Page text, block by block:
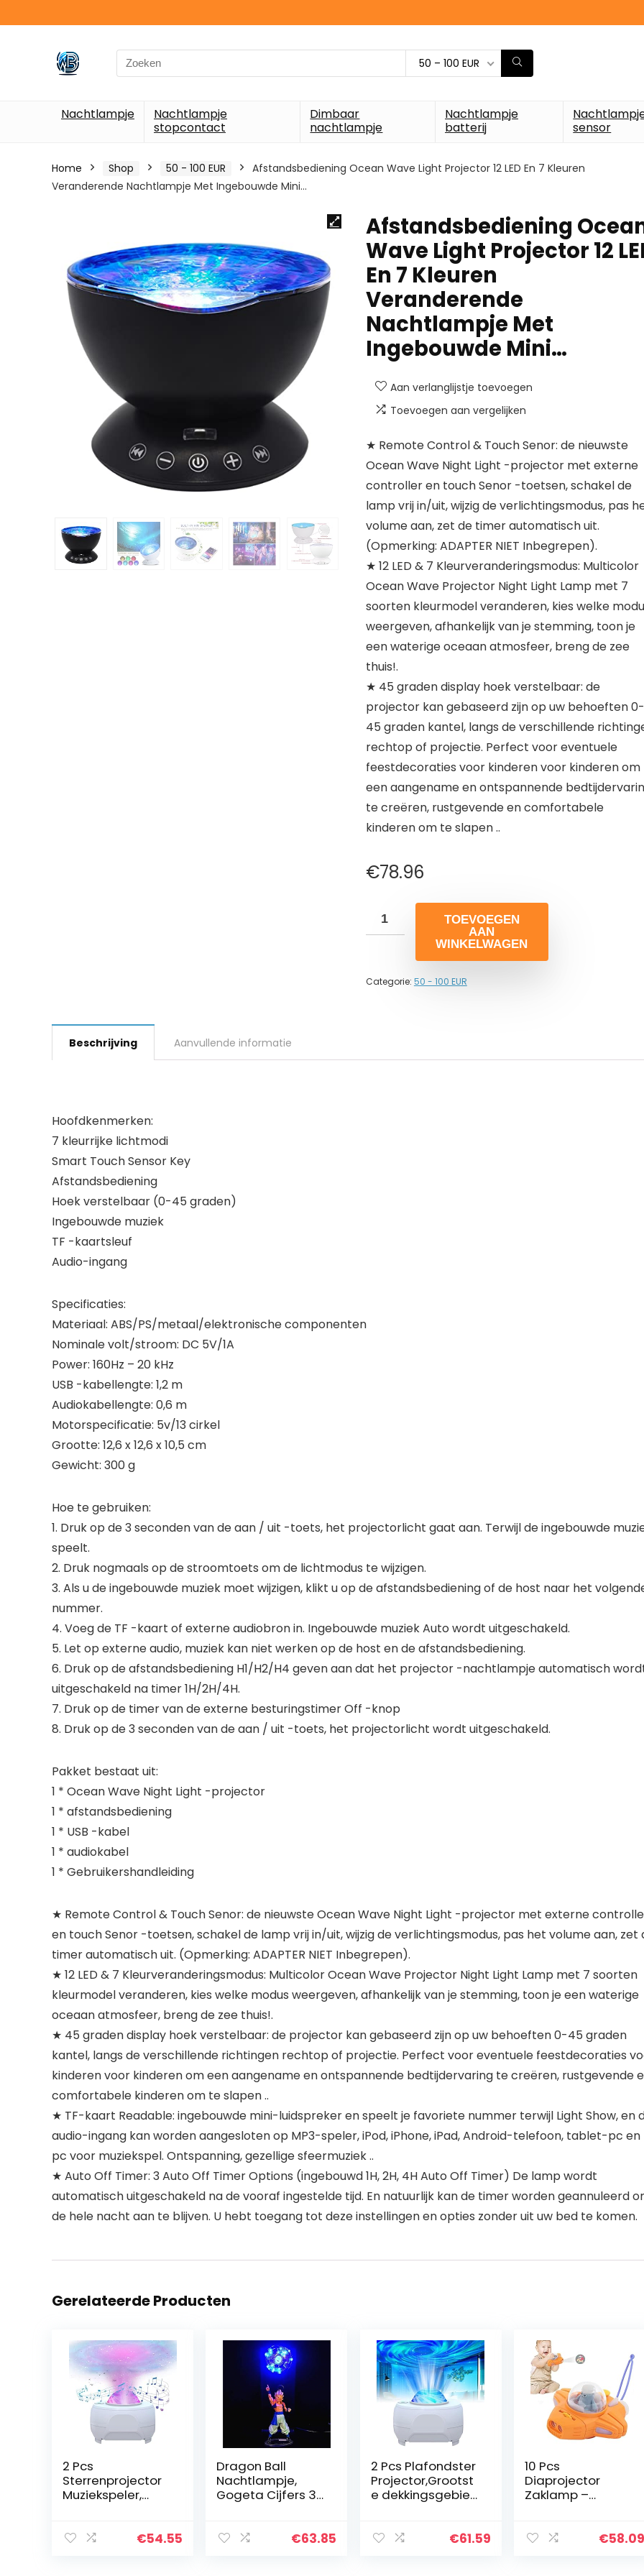
Search
for:
50 – 100 EUR
Nachtlampje
Nachtlampje
stopcontact
Dimbaar
nachtlampje
Nachtlampje
batterij
sensor
Home Shop 50 - 100 EUR
Afstandsbediening Ocean Wave Light Projector 12 LED En 7 Kleuren
Veranderende Nachtlampje Met Ingebouwde Mini…
Afstandsbediening
Wave Light Projector 12
En 7 Kleuren
Veranderende
Nachtlampje Met
Ingebouwde Mini…
Aan verlanglijstje toevoegen
Toevoegen aan vergelijken
★ Remote Control & Touch Senor: de nieuwste
Ocean Wave Night Light -projector met externe
controller en touch Senor -toetsen, schakel de
lamp vrij in/uit, wijzig de verlichtingsmodus, pas
volume aan, zet de timer automatisch uit.
(Opmerking: ADAPTER NIET Inbegrepen).
★ 12 LED & 7 Kleurveranderingsmodus: Multicolor
Ocean Wave Projector Night Light Lamp met 7
soorten kleurmodel veranderen, kies welke
weergeven, afhankelijk van je stemming, toon je
een waterige oceaan atmosfeer, breng de zee
thuis!.
★ 45 graden display hoek verstelbaar: de
projector kan gebaseerd zijn op uw behoeften 0-
45 graden kantel, langs de verschillende
rechtop of projectie. Perfect voor eventuele
feestdecoraties voor kinderen voor kinderen om
een ​​aangename en ontspannende
te creëren, rustgevende en comfortabele
kinderen om te slapen ..
€78.96
TOEVOEGEN
AAN
WINKELWAGEN
Categorie: 50 - 100 EUR
Beschrijving Aanvullende informatie
Hoofdkenmerken:
7 kleurrijke lichtmodi
Smart Touch Sensor Key
Afstandsbediening
Hoek verstelbaar (0-45 graden)
Ingebouwde muziek
TF -kaartsleuf
Audio-ingang
Specificaties:
Materiaal: ABS/PS/metaal/elektronische componenten
Nominale volt/stroom: DC 5V/1A
Power: 160Hz – 20 kHz
USB -kabellengte: 1,2 m
Audiokabellengte: 0,6 m
Motorspecificatie: 5v/13 cirkel
Grootte: 12,6 x 12,6 x 10,5 cm
Gewicht: 300 g
Hoe te gebruiken:
1. Druk op de 3 seconden van de aan / uit -toets, het projectorlicht gaat aan. Terwijl de ingebouwde
speelt.
2. Druk nogmaals op de stroomtoets om de lichtmodus te wijzigen.
3. Als u de ingebouwde muziek moet wijzigen, klikt u op de afstandsbediening of de host naar het
nummer.
4. Voeg de TF -kaart of externe audiobron in. Ingebouwde muziek Auto wordt uitgeschakeld.
5. Let op externe audio, muziek kan niet werken op de host en de afstandsbediening.
6. Druk op de afstandsbediening H1/H2/H4 geven aan dat het projector -nachtlampje automatisch
uitgeschakeld na timer 1H/2H/4H.
7. Druk op de timer van de externe besturingstimer Off -knop
8. Druk op de 3 seconden van de aan / uit -toets, het projectorlicht wordt uitgeschakeld.
Pakket bestaat uit:
1 * Ocean Wave Night Light -projector
1 * afstandsbediening
1 * USB -kabel
1 * audiokabel
1 * Gebruikershandleiding
★ Remote Control & Touch Senor: de nieuwste Ocean Wave Night Light -projector met externe
en touch Senor -toetsen, schakel de lamp vrij in/uit, wijzig de verlichtingsmodus, pas het volume aan, zet
timer automatisch uit. (Opmerking: ADAPTER NIET Inbegrepen).
★ 12 LED & 7 Kleurveranderingsmodus: Multicolor Ocean Wave Projector Night Light Lamp met 7 soorten
kleurmodel veranderen, kies welke modus weergeven, afhankelijk van je stemming, toon je een waterige
oceaan atmosfeer, breng de zee thuis!.
★ 45 graden display hoek verstelbaar: de projector kan gebaseerd zijn op uw behoeften 0-45 graden
kantel, langs de verschillende richtingen rechtop of projectie. Perfect voor eventuele feestdecoraties
kinderen voor kinderen om een ​​aangename en ontspannende bedtijdervaring te creëren, rustgevende
comfortabele kinderen om te slapen ..
★ TF-kaart Readable: ingebouwde mini-luidspreker en speelt je favoriete nummer terwijl Light Show, en
audio-ingang kan worden aangesloten op MP3-speler, iPod, iPhone, iPad, Android-telefoon, tablet-pc en
pc voor muziekspel. Ontspanning, gezellige sfeermuziek ..
★ Auto Off Timer: 3 Auto Off Timer Options (ingebouwd 1H, 2H, 4H Auto Off Timer) De lamp wordt
automatisch uitgeschakeld na de vooraf ingestelde tijd. En natuurlijk kan de timer worden geannuleerd
de hele nacht aan te blijven. U hebt toegang tot deze instellingen en opties zonder uit uw bed te komen.
Gerelateerde Producten
2 Pcs
Sterrenprojector
Muziekspeler,
draadloze
€54.55
Dragon Ball
Nachtlampje,
Gogeta Cijfers 3D
Anime Dragon
€63.85
2 Pcs Plafondster
Projector,Grootst
e dekkingsgebied
draadloze
€61.59
10 Pcs
Diaprojector
Zaklamp –
voor kinderen |
€58.09